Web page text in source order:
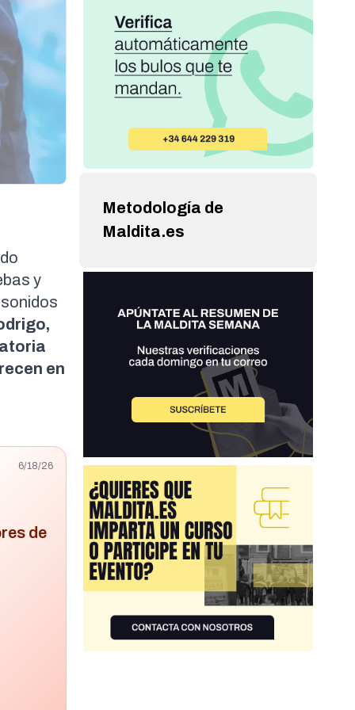
y
en
6/18/26
de
Metodología de
Maldita.es